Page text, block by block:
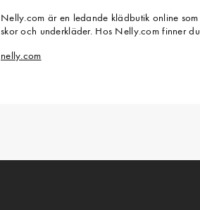
Nelly.com är en ledande klädbutik online
skor och underkläder. Hos Nelly.com finner
nelly.com